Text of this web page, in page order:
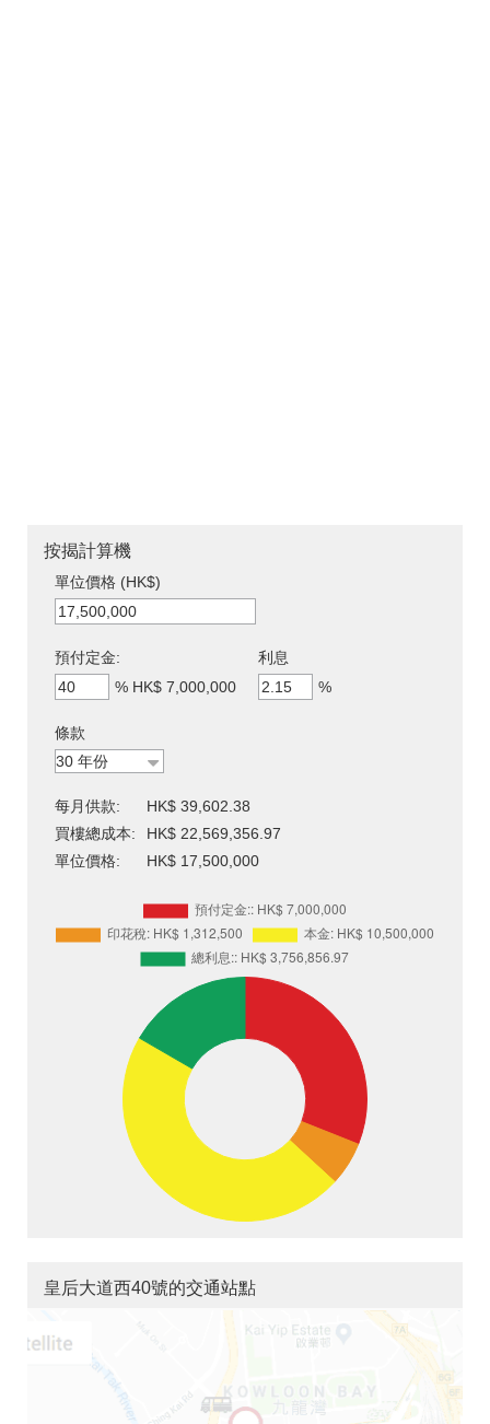
按揭計算機
單位價格 (HK$)
預付定金:
% HK$ 7,000,000
利息
%
條款
每月供款:
HK$ 39,602.38
買樓總成本:
HK$ 22,569,356.97
單位價格:
HK$ 17,500,000
皇后大道西40號的交通站點